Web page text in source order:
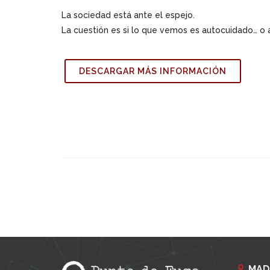
La sociedad está ante el espejo.
La cuestión es si lo que vemos es autocuidado… o
DESCARGAR MÁS INFORMACIÓN